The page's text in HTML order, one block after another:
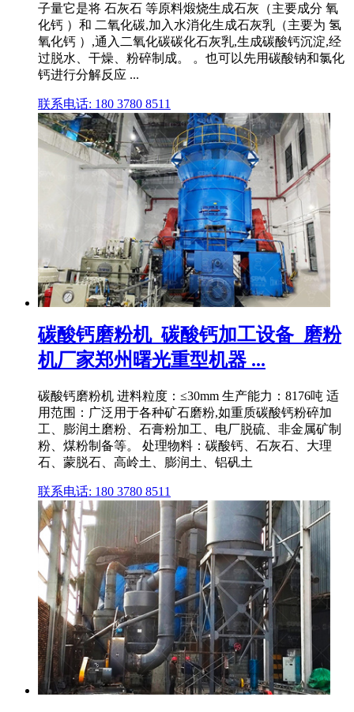
子量它是将 石灰石 等原料煅烧生成石灰（主要成分 氧
化钙 ）和 二氧化碳,加入水消化生成石灰乳（主要为 氢
氧化钙 ）,通入二氧化碳碳化石灰乳,生成碳酸钙沉淀,经
过脱水、干燥、粉碎制成。 。也可以先用碳酸钠和氯化
钙进行分解反应 ...
联系电话: 180 3780 8511
碳酸钙磨粉机_碳酸钙加工设备_磨粉
机厂家郑州曙光重型机器 ...
碳酸钙磨粉机 进料粒度：≤30mm 生产能力：8176吨 适
用范围：广泛用于各种矿石磨粉,如重质碳酸钙粉碎加
工、膨润土磨粉、石膏粉加工、电厂脱硫、非金属矿制
粉、煤粉制备等。 处理物料：碳酸钙、石灰石、大理
石、蒙脱石、高岭土、膨润土、铝矾土
联系电话: 180 3780 8511